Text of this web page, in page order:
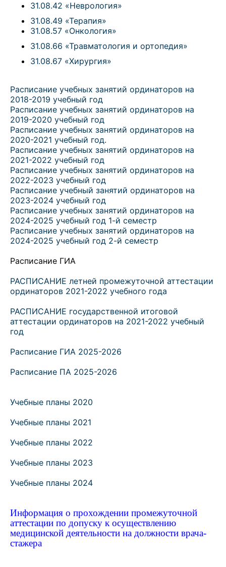
31.08.42 «Неврология»
31.08.49 «Терапия»
31.08.57 «Онкология»
31.08.66 «Травматология и ортопедия»
31.08.67 «Хирургия»
Расписание учебных занятий ординаторов на
2018-2019 учебный год
Расписание учебных занятий ординаторов на
2019-2020 учебный год
Расписание учебных занятий ординаторов на
2020-2021 учебный год.
Расписание учебных занятий ординаторов на
2021-2022 учебный год
Расписание учебных занятий ординаторов на
2022-2023 учебный год
Расписание учебный занятий ординаторов на
2023-2024 учебный год
Расписание учебных занятий ординаторов на
2024-2025 учебный год 1-й семестр
Расписание учебных занятий ординаторов на
2024-2025 учебный год 2-й семестр
Расписание ГИА
РАСПИСАНИЕ летней промежуточной аттестации
ординаторов 2021-2022 учебного года
РАСПИСАНИЕ государственной итоговой
аттестации ординаторов на 2021-2022 учебный
год
Расписание ГИА 2025-2026
Расписание ПА 2025-2026
Учебные планы 2020
Учебные планы 2021
Учебные планы 2022
Учебные планы 2023
Учебные планы 2024
Информация о прохождении промежуточной
аттестации по допуску к осуществлению
медицинской деятельности на должности врача-
стажера